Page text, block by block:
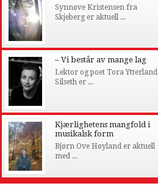
Synnøve Kristensen fra
Skjeberg er aktuell ...
– Vi består av mange lag
Lektor og poet Tora Ytterland
Silseth er ...
Kjærlighetens mangfold i
musikalsk form
Bjørn Ove Høyland er aktuell
med ...